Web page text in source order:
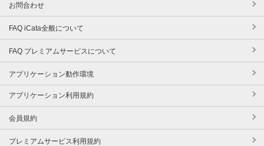
お問合わせ
FAQ iCata全般について
FAQ プレミアムサービスについて
アプリケーション動作環境
アプリケーション利用規約
会員規約
プレミアムサービス利用規約